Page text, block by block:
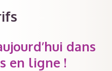
dans
en ligne !